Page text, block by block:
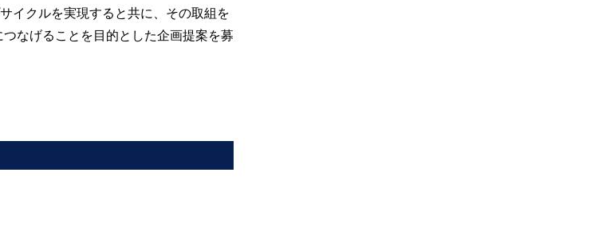
イクルを実現すると共に、その取組を
なげることを目的とした企画提案を募